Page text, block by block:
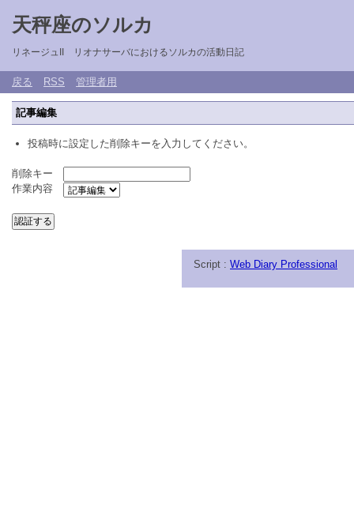
天秤座のソルカ
リネージュII リオナサーバにおけるソルカの活動日記
戻る RSS 管理者用
記事編集
投稿時に設定した削除キーを入力してください。
削除キー
作業内容
Script : Web Diary Professional